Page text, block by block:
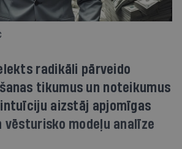
radikāli pārveido
tikumus un noteikumus
aizstāj apjomīgas
vēsturisko modeļu analīze